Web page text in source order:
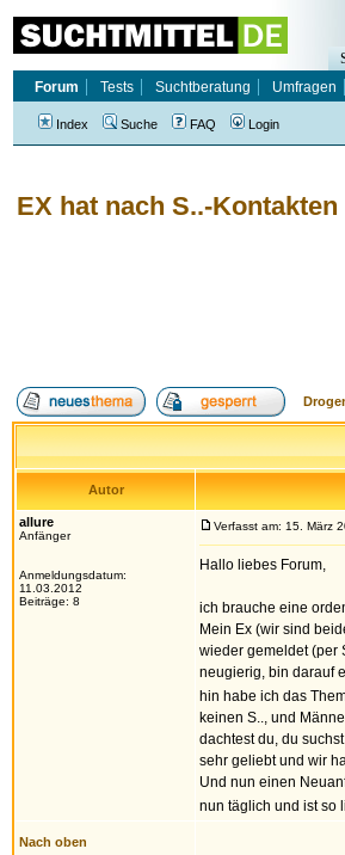
EX hat nach S..-
Autor
allure
Anfänger
Anmeldungsdatum:
11.03.2012
Beiträge: 8
Verfasst am: 15. März
Hallo liebes Forum,
ich brauche eine
Mein Ex (wir sind
wieder gemeldet (per
neugierig, bin darauf
hin habe ich das
keinen S.., und
dachtest du, du
sehr geliebt und wir
Und nun einen
nun täglich und ist so
Nach oben
Forum
Tests Suchtberatung Umfragen
Index Suche FAQ Login